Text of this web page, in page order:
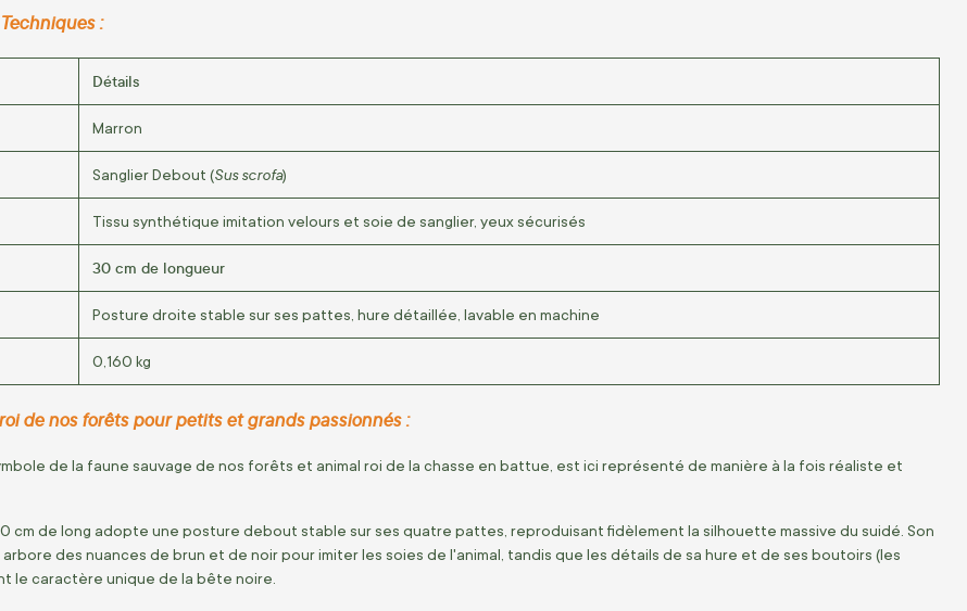
:
Détails
Marron
Sanglier Debout (Sus scrofa)
Tissu synthétique imitation velours et soie de sanglier, yeux sécurisés
30 cm de longueur
Posture droite stable sur ses pattes, hure détaillée, lavable en machine
0,160 kg
de nos forêts pour petits et grands passionnés :
de la faune sauvage de nos forêts et animal roi de la chasse en battue, est ici représenté de manière à la fois réaliste et
cm de long adopte une posture debout stable sur ses quatre pattes, reproduisant fidèlement la silhouette massive du suidé. Son
des nuances de brun et de noir pour imiter les soies de l'animal, tandis que les détails de sa hure et de ses boutoirs (les
le caractère unique de la bête noire.